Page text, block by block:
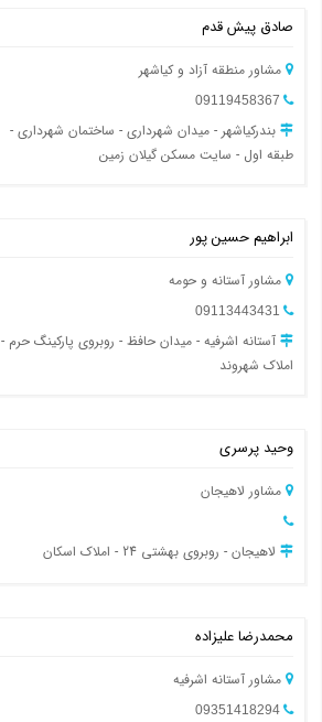
صادق پیش قدم
مشاور منطقه آزاد و کیاشهر
بندرکیاشهر - میدان شهرداری - ساختمان شهرداری -
طبقه اول - سایت مسکن گیلان زمین
ابراهیم حسین پور
مشاور آستانه و حومه
آستانه اشرفیه - میدان حافظ - روبروی پارکینگ حرم -
املاک شهروند
وحید پرسری
مشاور لاهیجان
لاهیجان - روبروی بهشتی 24 - املاک اسکان
محمدرضا علیزاده
مشاور آستانه اشرفیه